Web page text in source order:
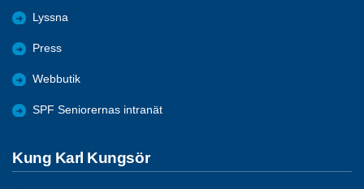
Lyssna
Press
Webbutik
SPF Seniorernas intranät
Kung Karl Kungsör